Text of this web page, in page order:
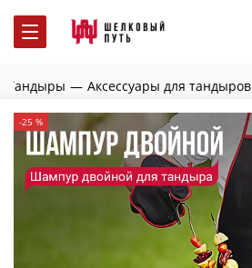
Тандыры — Аксессуары для тандыров
-25 %